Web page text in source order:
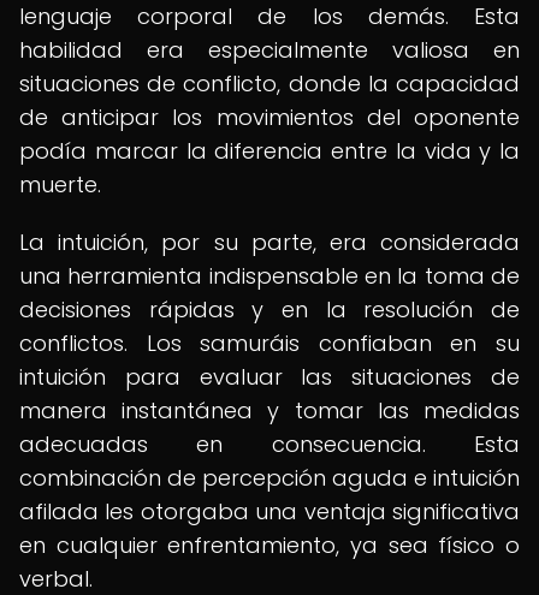
lenguaje corporal de los demás. Esta
habilidad era especialmente valiosa en
situaciones de conflicto, donde la capacidad
de anticipar los movimientos del oponente
podía marcar la diferencia entre la vida y la
muerte.
La intuición, por su parte, era considerada
una herramienta indispensable en la toma de
decisiones rápidas y en la resolución de
conflictos. Los samuráis confiaban en su
intuición para evaluar las situaciones de
manera instantánea y tomar las medidas
adecuadas en consecuencia. Esta
combinación de percepción aguda e intuición
afilada les otorgaba una ventaja significativa
en cualquier enfrentamiento, ya sea físico o
verbal.